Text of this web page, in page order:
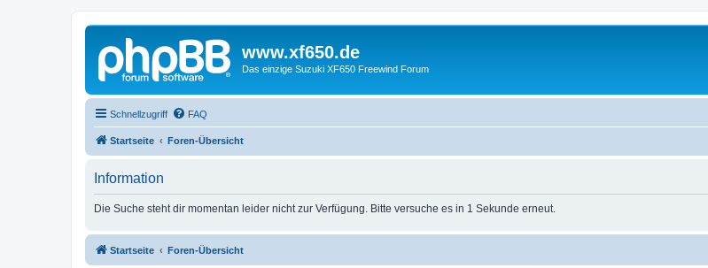
www.xf650.de
Das einzige Suzuki XF650 Freewind Forum
Schnellzugriff FAQ
Startseite Foren-Übersicht
Information
Die Suche steht dir momentan leider nicht zur Verfügung. Bitte versuche es in 1 Sekunde erneut.
Startseite Foren-Übersicht